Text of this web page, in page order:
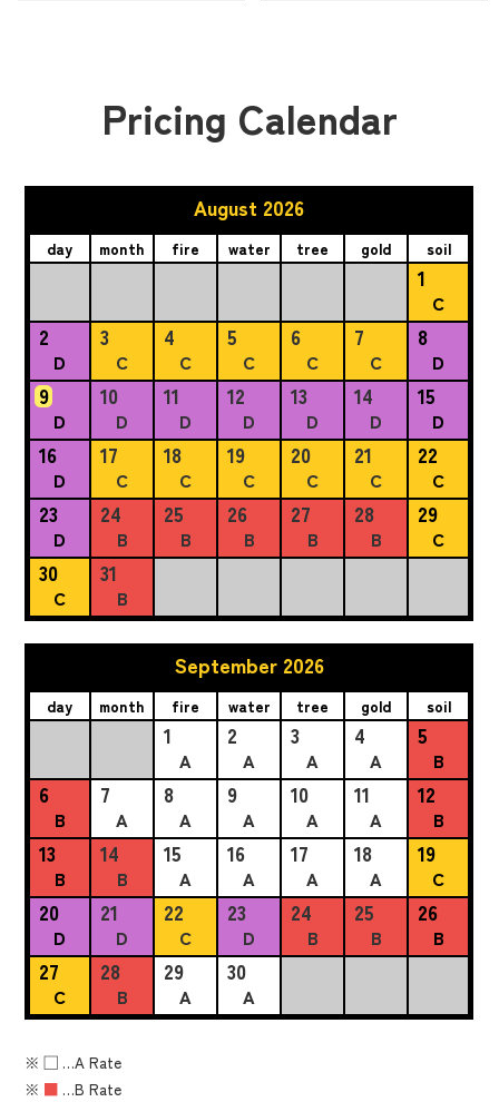
Pricing Calendar
August 2026
day month fire water tree gold soil
1
C
2
D
3
C
4
C
5
C
6
C
7
C
8
D
9
D
10
D
11
D
12
D
13
D
14
D
15
D
16
D
17
C
18
C
19
C
20
C
21
C
22
C
23
D
24
B
25
B
26
B
27
B
28
B
29
C
30
C
31
B
September 2026
day month fire water tree gold soil
1
A
2
A
3
A
4
A
5
B
6
B
7
A
8
A
9
A
10
A
11
A
12
B
13
B
14
B
15
A
16
A
17
A
18
A
19
C
20
D
21
D
22
C
23
D
24
B
25
B
26
B
27
C
28
B
29
A
30
A
※■ …A Rate
※ ■ …B Rate